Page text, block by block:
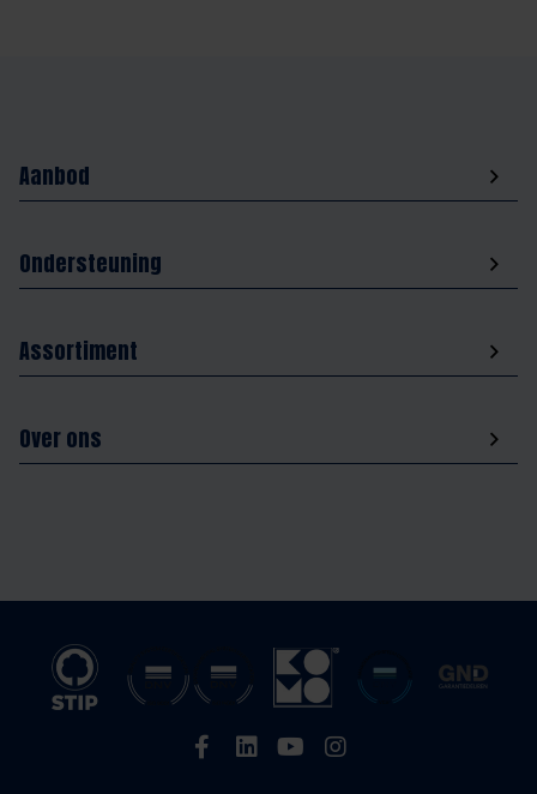
Aanbod
Ondersteuning
Assortiment
Over ons